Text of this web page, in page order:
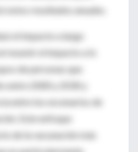
estos resultados anuales.
el impacto a largo
resumir el impacto a lo
de personas que
entre 2000 y 2030 y
entre los escenarios de
Este enfoque
de la vacunación más